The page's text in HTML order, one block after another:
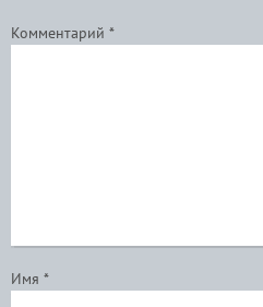
Комментарий *
Имя *